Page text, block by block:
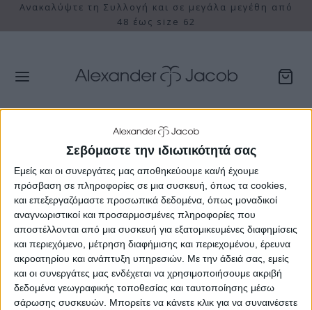
Σεβόμαστε την ιδιωτικότητά σας
Εμείς και οι συνεργάτες μας αποθηκεύουμε και/ή έχουμε
πρόσβαση σε πληροφορίες σε μια συσκευή, όπως τα cookies,
και επεξεργαζόμαστε προσωπικά δεδομένα, όπως μοναδικοί
αναγνωριστικοί και προσαρμοσμένες πληροφορίες που
αποστέλλονται από μια συσκευή για εξατομικευμένες διαφημίσεις
και περιεχόμενο, μέτρηση διαφήμισης και περιεχομένου, έρευνα
ακροατηρίου και ανάπτυξη υπηρεσιών. Με την άδειά σας, εμείς
και οι συνεργάτες μας ενδέχεται να χρησιμοποιήσουμε ακριβή
δεδομένα γεωγραφικής τοποθεσίας και ταυτοποίησης μέσω
σάρωσης συσκευών. Μπορείτε να κάνετε κλικ για να συναινέσετε
τη Συλλογή και σε μεγάλα μεγέθη από
48 έως size 62
Καλάθι